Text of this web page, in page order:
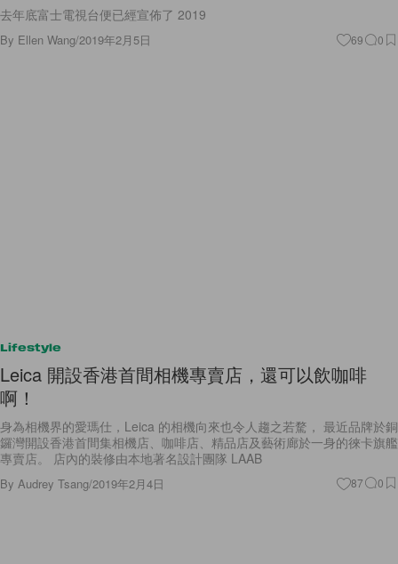
去年底富士電視台便已經宣佈了 2019
By Ellen Wang/2019年2月5日 69 0
Lifestyle
Leica 開設香港首間相機專賣店，還可以飲咖啡
啊！
身為相機界的愛瑪仕，Leica 的相機向來也令人趨之若騖， 最近品牌於銅
鑼灣開設香港首間集相機店、咖啡店、精品店及藝術廊於一身的徠卡旗艦
專賣店。 店內的裝修由本地著名設計團隊 LAAB
By Audrey Tsang/2019年2月4日 87 0